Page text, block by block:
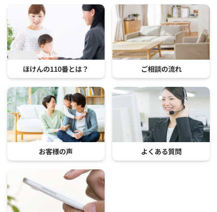
ほけんの110番とは？ ご相談の流れ
お客様の声 よくある質問